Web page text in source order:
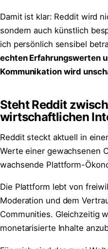
Damit ist klar: Reddit wird
sondern auch künstlich
ich persönlich sensibel
echten Erfahrungswerten
Kommunikation wird
Steht Reddit
wirtschaftlichen
Reddit steckt aktuell in
Werte einer gewachsenen
wachsende Plattform-
Die Plattform lebt von
Moderation und dem
Communities. Gleichzeitig
monetarisierte Inhalte